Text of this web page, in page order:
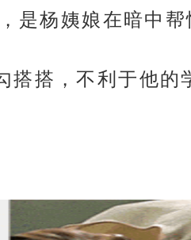
是杨姨娘在暗中帮
搭，不利于他的